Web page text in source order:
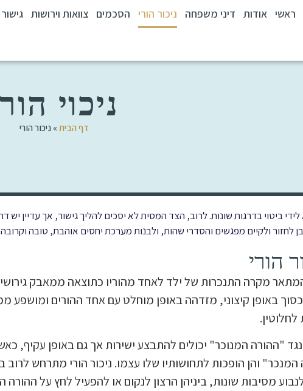
ראשי אודות דיני משפחה ניכור הורי הסכמים צוואות וירושות גישור
ניכוי
דף הבית»ניכור הורי
לידי ביטוי בדרגות שונות. לרוב, הצד המסית לא יסכים להליך גישור, אך עדיין
לחזור ולקיים מפגשים והסדרי שהות, ולבנות מערכת יחסים אוהבת, טובה וקרובה
הורי
המתאר מקרה התנכרות של ילד לאחד מהוריו כתוצאה ממאבק
באופן קיצוני, מזדהה באופן מוחלט עם אחד ההורים ומושפע
"ההורה המנוכר" יכולים להתבצע ישירות אך גם באופן עקיף,
והן הופכות לתחושותיו שלו עצמו. ניכור הורי מתרחש לרוב
מסיבות שונות, ביניהן הרצון לנקום או להפעיל לחץ על